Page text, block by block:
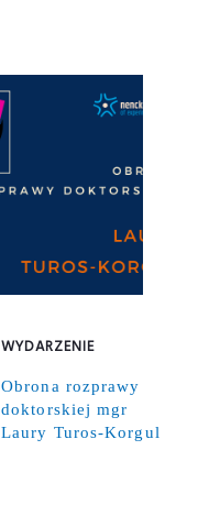
WYDARZENIE
Obrona rozprawy
doktorskiej mgr
Laury Turos-Korgul